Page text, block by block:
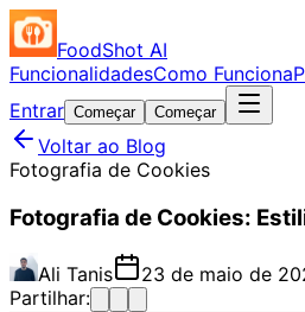
FoodShot AI
FuncionalidadesComo Funciona
Entrar Começar Começar
Voltar ao Blog
Fotografia de Cookies
Fotografia de Cookies:
Ali Tanis 23 de maio de
Partilhar: